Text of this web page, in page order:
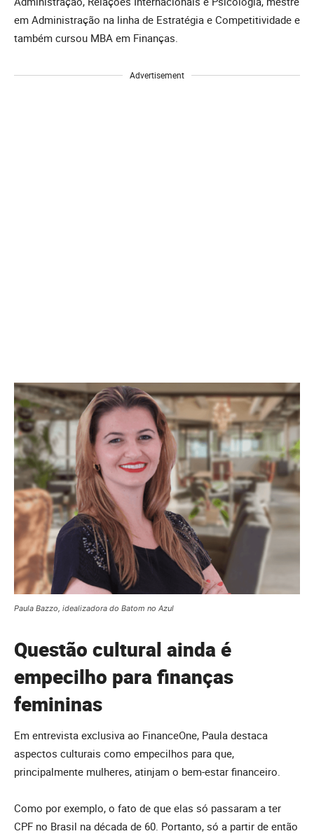
em Administração na linha de Estratégia e Competitividade e
também cursou MBA em Finanças.
Advertisement
Paula Bazzo, idealizadora do Batom no Azul
Questão cultural ainda é
empecilho para finanças
femininas
Em entrevista exclusiva ao FinanceOne, Paula destaca
aspectos culturais como empecilhos para que,
principalmente mulheres, atinjam o bem-estar financeiro.
Como por exemplo, o fato de que elas só passaram a ter
CPF no Brasil na década de 60. Portanto, só a partir de então